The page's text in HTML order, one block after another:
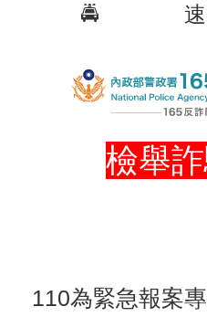
🚔
檢舉
110為緊急報案